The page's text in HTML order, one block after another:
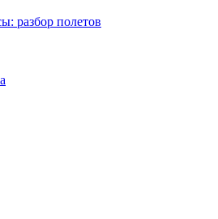
разбор полетов